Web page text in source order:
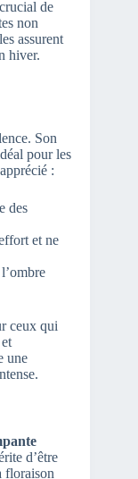
de
non
assurent
hiver.
Son
pour les
:
des
et ne
ceux qui
une
d’être
floraison